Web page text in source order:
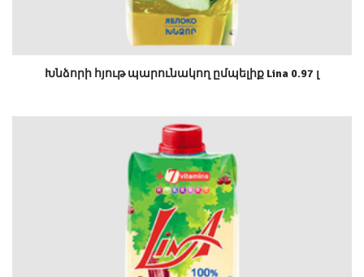
Խնձորի հյութ պարունակող ըմպելիք Lina 0.97 լ